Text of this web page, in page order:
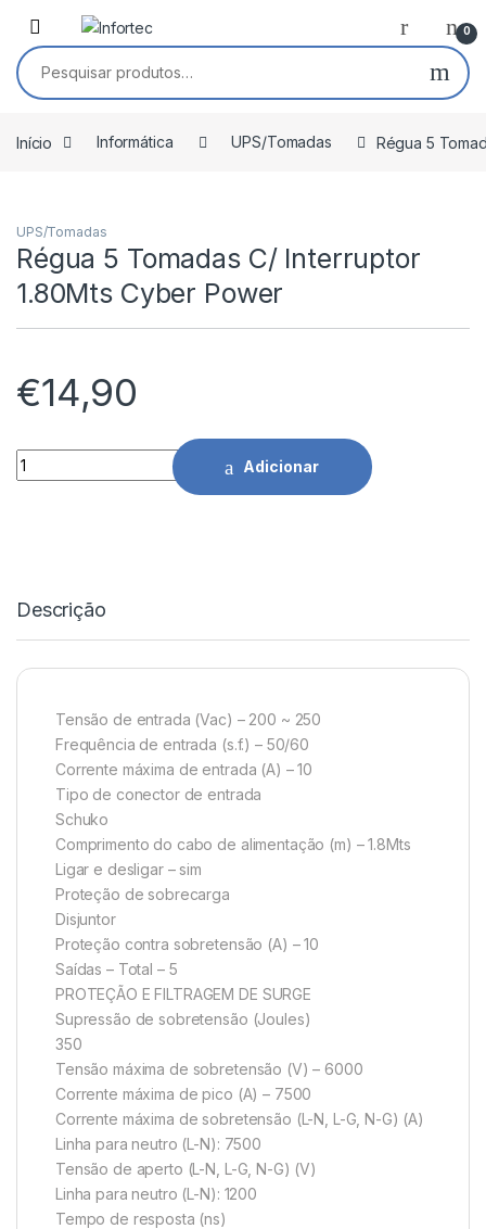
Saltar para navegação
Pular para o conteúdo
0
Pesquisar por:
Início Informática UPS/Tomadas Régua 5
UPS/Tomadas
Régua 5 Tomadas C/ Interruptor
1.80Mts Cyber Power
€14,90
Régua 5 Tomadas C/ Interruptor 1.80Mts Cyber Power
Adicionar
Descrição
Tensão de entrada (Vac) – 200 ~ 250
Frequência de entrada (s.f.) – 50/60
Corrente máxima de entrada (A) – 10
Tipo de conector de entrada
Schuko
Comprimento do cabo de alimentação (m) – 1.8Mts
Ligar e desligar – sim
Proteção de sobrecarga
Disjuntor
Proteção contra sobretensão (A) – 10
Saídas – Total – 5
PROTEÇÃO E FILTRAGEM DE SURGE
Supressão de sobretensão (Joules)
350
Tensão máxima de sobretensão (V) – 6000
Corrente máxima de pico (A) – 7500
Corrente máxima de sobretensão (L-N, L-G, N-G) (A)
Linha para neutro (L-N): 7500
Tensão de aperto (L-N, L-G, N-G) (V)
Linha para neutro (L-N): 1200
Tempo de resposta (ns)